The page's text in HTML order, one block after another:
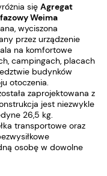
się Agregat
Weima
wyciszona
przez urządzenie
na komfortowe
campingach, placach
budynków
otoczenia.
zaprojektowana z
jest niezwykle
26,5 kg.
transportowe oraz
osobę w dowolne